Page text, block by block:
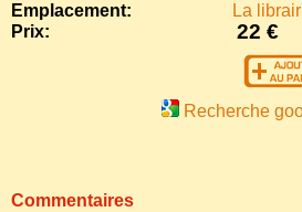
Emplacement:
La
Prix:
22 €
Recherche
Commentaires